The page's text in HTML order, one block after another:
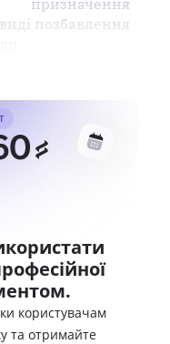
позбавлення
користувачам
та отримайте